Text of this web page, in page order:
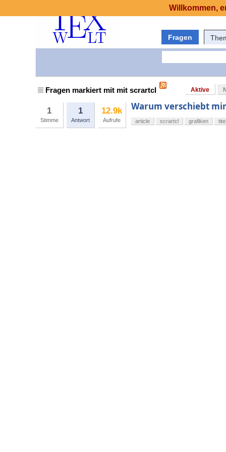
Fragen
Fragen markiert mit mit scrartcl Aktive
1
Stimme
1
Antwort
12.9k
Aufrufe
Warum verschiebt
article scrartcl grafiken
Willkommen,